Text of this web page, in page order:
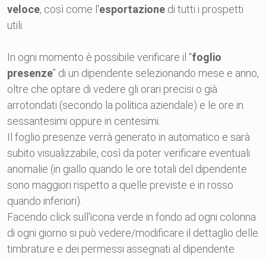
veloce, così come l'esportazione di tutti i prospetti
utili.
In ogni momento è possibile verificare il “foglio
presenze” di un dipendente selezionando mese e anno,
oltre che optare di vedere gli orari precisi o già
arrotondati (secondo la politica aziendale) e le ore in
sessantesimi oppure in centesimi.
Il foglio presenze verrà generato in automatico e sarà
subito visualizzabile, così da poter verificare eventuali
anomalie (in giallo quando le ore totali del dipendente
sono maggiori rispetto a quelle previste e in rosso
quando inferiori).
Facendo click sull'icona verde in fondo ad ogni colonna
di ogni giorno si può vedere/modificare il dettaglio delle
timbrature e dei permessi assegnati al dipendente